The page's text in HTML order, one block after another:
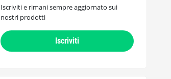
Iscriviti e rimani sempre aggiornato sui
nostri prodotti
Iscriviti